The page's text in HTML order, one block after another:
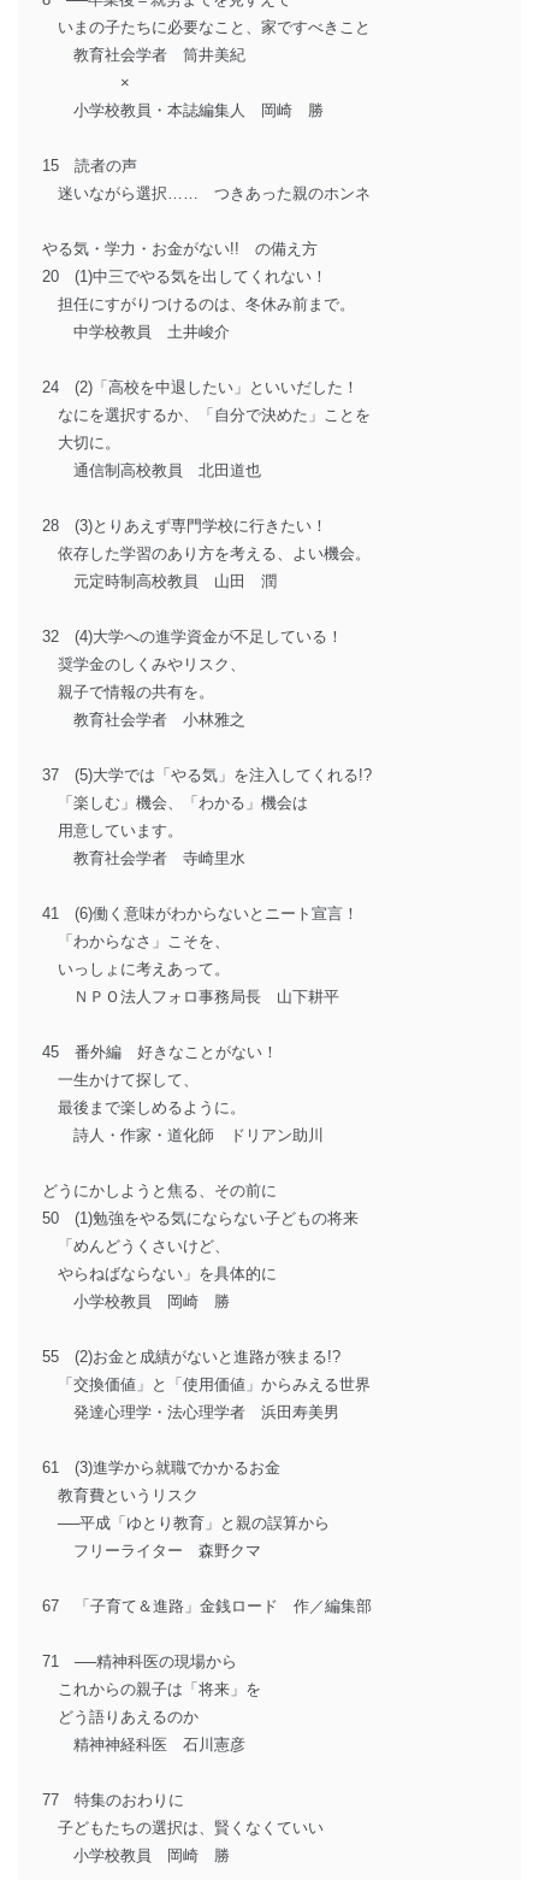
いまの子たちに必要なこと、家ですべきこと
教育社会学者 筒井美紀
×
小学校教員・本誌編集人 岡崎 勝
15 読者の声
迷いながら選択…… つきあった親のホンネ
やる気・学力・お金がない!! の備え方
20 (1)中三でやる気を出してくれない！
担任にすがりつけるのは、冬休み前まで。
中学校教員 土井峻介
24 (2)「高校を中退したい」といいだした！
なにを選択するか、「自分で決めた」ことを
大切に。
通信制高校教員 北田道也
28 (3)とりあえず専門学校に行きたい！
依存した学習のあり方を考える、よい機会。
元定時制高校教員 山田 潤
32 (4)大学への進学資金が不足している！
奨学金のしくみやリスク、
親子で情報の共有を。
教育社会学者 小林雅之
37 (5)大学では「やる気」を注入してくれる!?
「楽しむ」機会、「わかる」機会は
用意しています。
教育社会学者 寺崎里水
41 (6)働く意味がわからないとニート宣言！
「わからなさ」こそを、
いっしょに考えあって。
ＮＰＯ法人フォロ事務局長 山下耕平
45 番外編 好きなことがない！
一生かけて探して、
最後まで楽しめるように。
詩人・作家・道化師 ドリアン助川
どうにかしようと焦る、その前に
50 (1)勉強をやる気にならない子どもの将来
「めんどうくさいけど、
やらねばならない」を具体的に
小学校教員 岡崎 勝
55 (2)お金と成績がないと進路が狭まる!?
「交換価値」と「使用価値」からみえる世界
発達心理学・法心理学者 浜田寿美男
61 (3)進学から就職でかかるお金
教育費というリスク
──平成「ゆとり教育」と親の誤算から
フリーライター 森野クマ
67 「子育て＆進路」金銭ロード 作／編集部
71 ──精神科医の現場から
これからの親子は「将来」を
どう語りあえるのか
精神神経科医 石川憲彦
77 特集のおわりに
子どもたちの選択は、賢くなくていい
小学校教員 岡崎 勝